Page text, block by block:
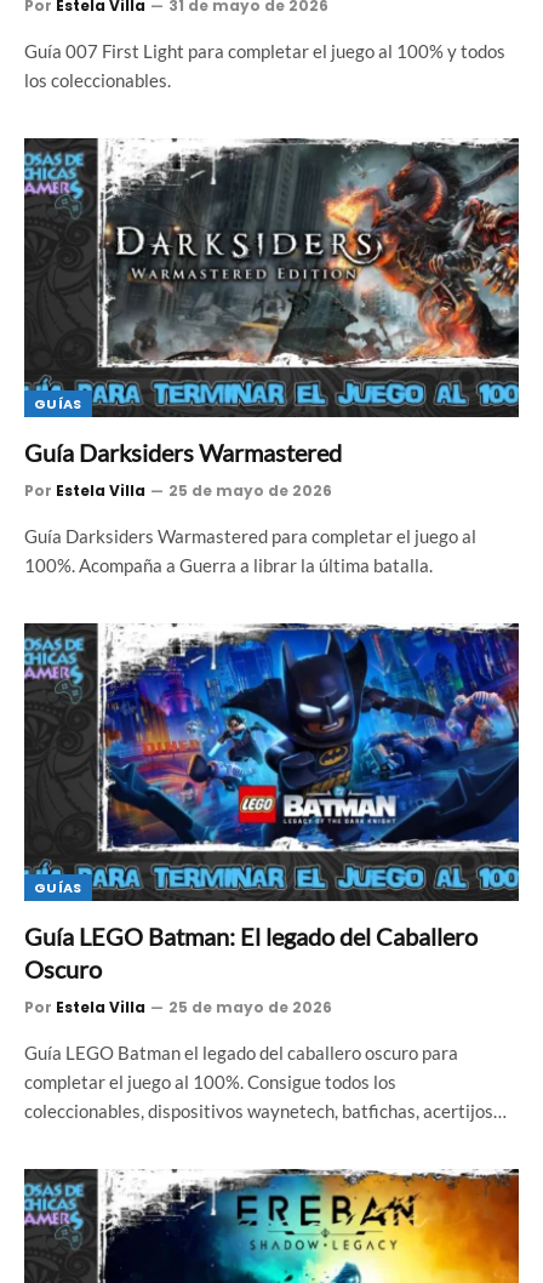
Por Estela Villa 31 de mayo de 2026
Guía 007 First Light para completar el juego al 100% y todos
los coleccionables.
GUÍAS
Guía Darksiders Warmastered
Por Estela Villa 25 de mayo de 2026
Guía Darksiders Warmastered para completar el juego al
100%. Acompaña a Guerra a librar la última batalla.
GUÍAS
Guía LEGO Batman: El legado del Caballero
Oscuro
Por Estela Villa 25 de mayo de 2026
Guía LEGO Batman el legado del caballero oscuro para
completar el juego al 100%. Consigue todos los
coleccionables, dispositivos waynetech, batfichas, acertijos…